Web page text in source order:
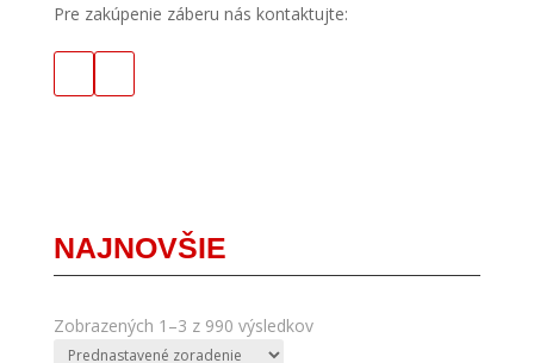
Pre zakúpenie záberu nás kontaktujte:
NAJNOVŠIE
Zobrazených 1–3 z 990 výsledkov